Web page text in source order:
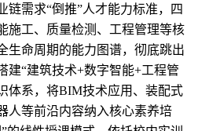
需求“倒推”人才能力标准，四
施工、质量检测、工程管理等核
生命周期的能力图谱，彻底跳出
建“建筑技术+数字智能+工程管
体系，将BIM技术应用、装配式
人等前沿内容纳入核心素养培